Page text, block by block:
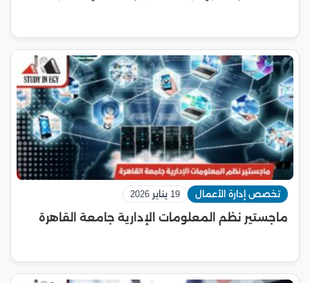
تخصص إدارة الأعمال 19 يناير 2026
ماجستير نظم المعلومات الإدارية جامعة القاهرة